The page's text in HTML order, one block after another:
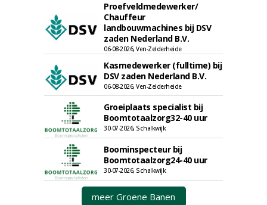
Proefveldmedewerker/
Chauffeur
landbouwmachines bij DSV
zaden Nederland B.V.
06-08-2026, Ven-Zelderheide
Kasmedewerker (fulltime) bij
DSV zaden Nederland B.V.
06-08-2026, Ven-Zelderheide
Groeiplaats specialist bij
Boomtotaalzorg32-40 uur
30-07-2026, Schalkwijk
Boominspecteur bij
Boomtotaalzorg24-40 uur
30-07-2026, Schalkwijk
meer Groene Banen